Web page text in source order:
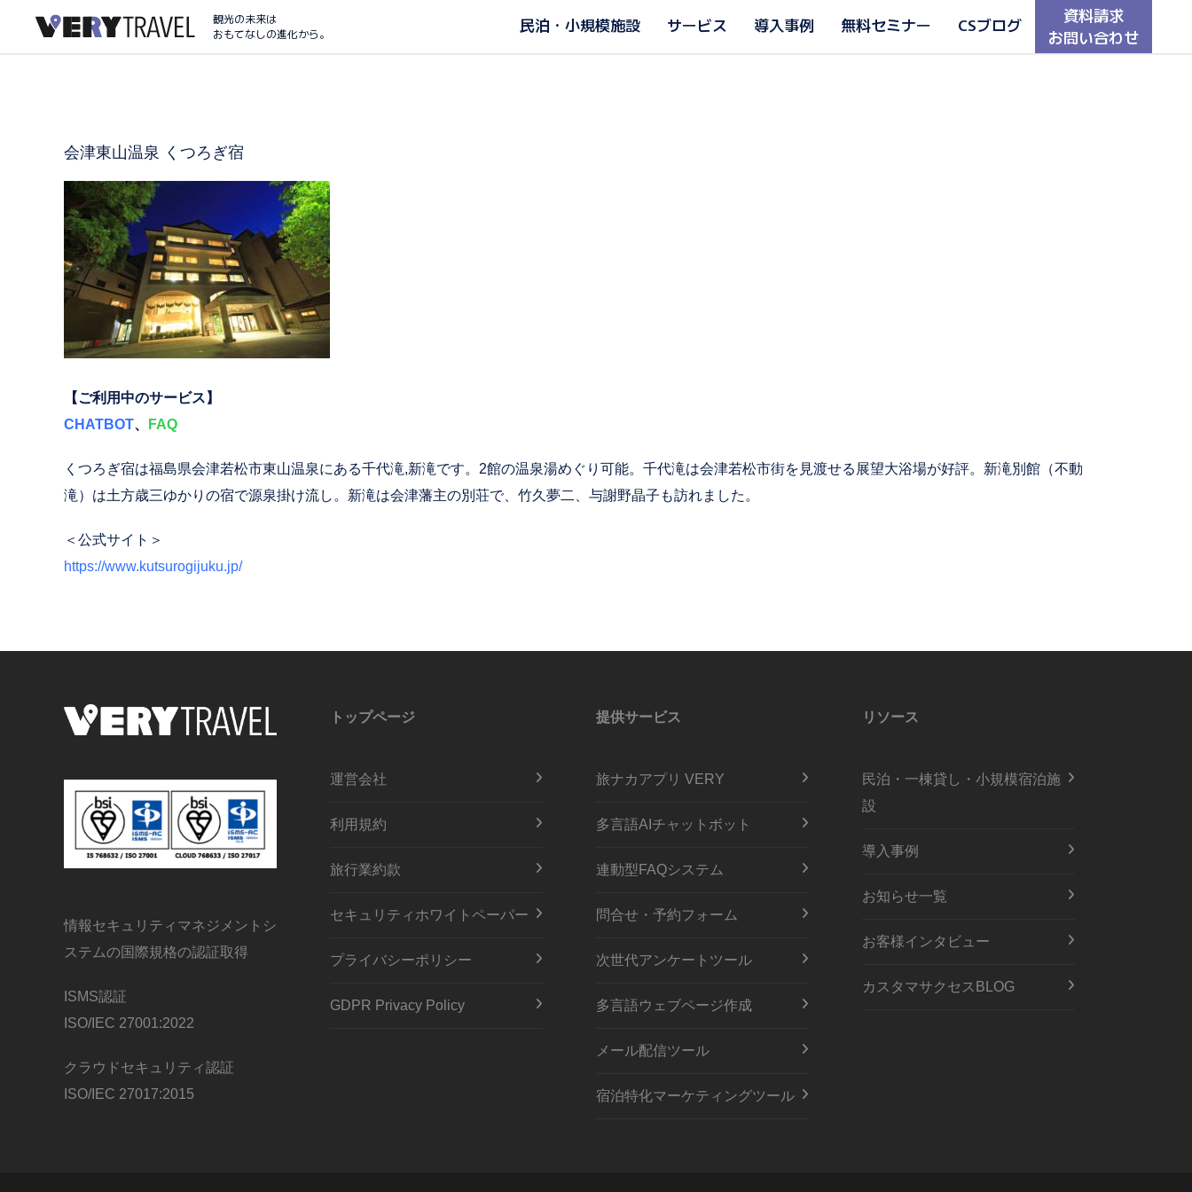
観光の未来は
おもてなしの進化から。
民泊・小規模施設 サービス 導入事例 無料セミナー CSブログ
資料請求
お問い合わせ
会津東山温泉 くつろぎ宿
【ご利用中のサービス】
CHATBOT、 FAQ
くつろぎ宿は福島県会津若松市東山温泉にある千代滝,新滝です。2館の温泉湯めぐり可能。千代滝は会津若松市街を見渡せる展望大浴場が好評。新滝別館（不動
滝）は土方歳三ゆかりの宿で源泉掛け流し。新滝は会津藩主の別荘で、竹久夢二、与謝野晶子も訪れました。
＜公式サイト＞
https://www.kutsurogijuku.jp/
情報セキュリティマネジメントシ
ステムの国際規格の認証取得
ISMS認証
ISO/IEC 27001:2022
クラウドセキュリティ認証
ISO/IEC 27017:2015
トップページ
運営会社
利用規約
旅行業約款
セキュリティホワイトペーパー
プライバシーポリシー
GDPR Privacy Policy
提供サービス
旅ナカアプリ VERY
多言語AIチャットボット
連動型FAQシステム
問合せ・予約フォーム
次世代アンケートツール
多言語ウェブページ作成
メール配信ツール
宿泊特化マーケティングツール
リソース
民泊・一棟貸し・小規模宿泊施
設
導入事例
お知らせ一覧
お客様インタビュー
カスタマサクセスBLOG